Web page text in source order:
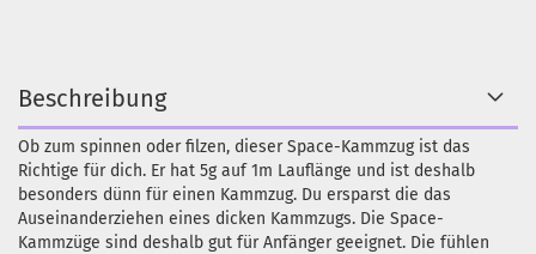
Beschreibung
Ob zum spinnen oder filzen, dieser Space-Kammzug ist das
Richtige für dich. Er hat 5g auf 1m Lauflänge und ist deshalb
besonders dünn für einen Kammzug. Du ersparst die das
Auseinanderziehen eines dicken Kammzugs. Die Space-
Kammzüge sind deshalb gut für Anfänger geeignet. Die fühlen